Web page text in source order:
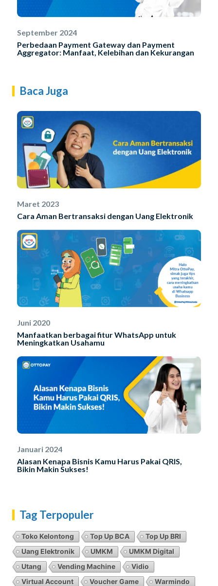
September 2024
Perbedaan Payment Gateway dan Payment
Aggregator: Manfaat, Kelebihan dan Kekurangan
Baca Juga
Maret 2023
Cara Aman Bertransaksi dengan Uang Elektronik
Juni 2020
Manfaatkan berbagai fitur WhatsApp untuk
Meningkatkan Usahamu
Januari 2024
Alasan Kenapa Bisnis Kamu Harus Pakai QRIS,
Bikin Makin Sukses!
Tag Terpopuler
Toko Kelontong Top Up BCA
Top Up BRI
Uang Elektronik
UMKM
UMKM Digital
Utang
Vending Machine
Vidio
Virtual Account
Voucher Game
Warmindo